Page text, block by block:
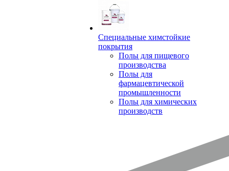
Специальные химстойкие
покрытия
Полы для пищевого
производства
Полы для
фармацевтической
промышленности
Полы для химических
производств